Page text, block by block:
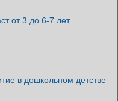
от 3 до 6-7 лет
в дошкольном детстве